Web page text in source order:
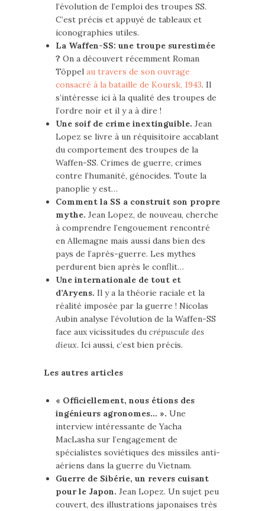
l’évolution de l’emploi des troupes SS.
C’est précis et appuyé de tableaux et
iconographies utiles.
La Waffen-SS: une troupe surestimée
? On a découvert récemment Roman
Töppel au travers de son ouvrage
consacré à la bataille de Koursk, 1943. Il
s’intéresse ici à la qualité des troupes de
l’ordre noir et il y a à dire !
Une soif de crime inextinguible. Jean
Lopez se livre à un réquisitoire accablant
du comportement des troupes de la
Waffen-SS. Crimes de guerre, crimes
contre l’humanité, génocides. Toute la
panoplie y est…
Comment la SS a construit son propre
mythe. Jean Lopez, de nouveau, cherche
à comprendre l’engouement rencontré
en Allemagne mais aussi dans bien des
pays de l’après-guerre. Les mythes
perdurent bien après le conflit…
Une internationale de tout et
d’Aryens. Il y a la théorie raciale et la
réalité imposée par la guerre ! Nicolas
Aubin analyse l’évolution de la Waffen-SS
face aux vicissitudes du crépuscule des
dieux. Ici aussi, c’est bien précis.
Les autres articles
« Officiellement, nous étions des
ingénieurs agronomes… ». Une
interview intéressante de Yacha
MacLasha sur l’engagement de
spécialistes soviétiques des missiles anti-
aériens dans la guerre du Vietnam.
Guerre de Sibérie, un revers cuisant
pour le Japon. Jean Lopez. Un sujet peu
couvert, des illustrations japonaises très